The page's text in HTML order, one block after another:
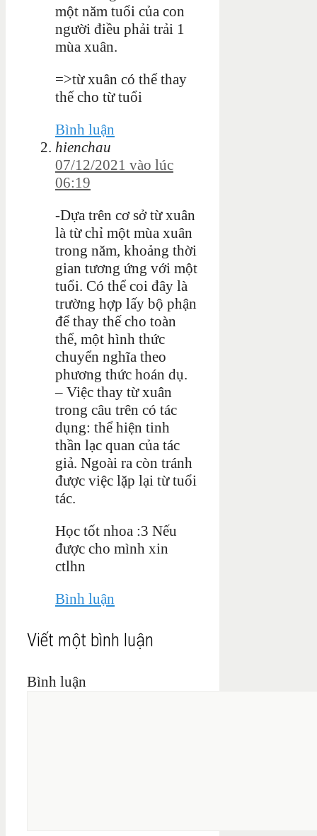
một năm tuổi của con
người điều phải trải 1
mùa xuân.
=>từ xuân có thể thay
thế cho từ tuổi
Bình luận
hienchau
07/12/2021 vào lúc
06:19
-Dựa trên cơ sở từ xuân
là từ chỉ một mùa xuân
trong năm, khoảng thời
gian tương ứng với một
tuổi. Có thể coi đây là
trường hợp lấy bộ phận
để thay thế cho toàn
thể, một hình thức
chuyển nghĩa theo
phương thức hoán dụ.
– Việc thay từ xuân
trong câu trên có tác
dụng: thể hiện tinh
thần lạc quan của tác
giả. Ngoài ra còn tránh
được việc lặp lại từ tuổi
tác.
Học tốt nhoa :3 Nếu
được cho mình xin
ctlhn
Bình luận
Viết một bình luận
Bình luận